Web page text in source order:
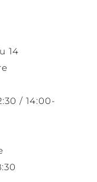
14
/ 14:00-